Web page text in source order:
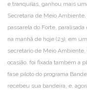
e tranquilas, ganhou mais
Secretaria de Meio
passarela do Forte,
na manhã de hoje (23), em
secretário de Meio Ambiente,
ocasião, foi fixada também a
fase piloto do programa
recebeu sua bandeira, e,